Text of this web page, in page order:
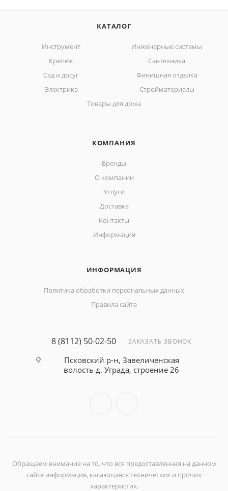
КАТАЛОГ
Инструмент
Инженерные системы
Крепеж
Сантехника
Сад и досуг
Финишная отделка
Электрика
Стройматериалы
Товары для дома
КОМПАНИЯ
Бренды
О компании
Услуги
Доставка
Контакты
Информация
ИНФОРМАЦИЯ
Политика обработки персональных данных
Правила сайта
8 (8112) 50-02-50 ЗАКАЗАТЬ ЗВОНОК
Псковский р-н, Завеличенская
волость д. Уграда, строение 26
Обращаем внимание на то, что вся предоставленная на данном
сайте информация, касающаяся технических и прочих
характеристик,